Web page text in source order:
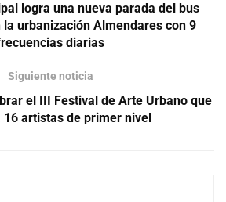
logra una nueva parada del bus
urbanización Almendares con 9
diarias
Siguiente noticia
el III Festival de Arte Urbano que
16 artistas de primer nivel